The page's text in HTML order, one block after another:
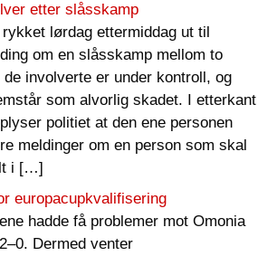
etter slåsskamp
lørdag ettermiddag ut til
om en slåsskamp mellom to
de involverte er under kontroll, og
som alvorlig skadet. I etterkant
politiet at den ene personen
meldinger om en person som skal
i […]
europacupkvalifisering
hadde få problemer mot Omonia
Dermed venter